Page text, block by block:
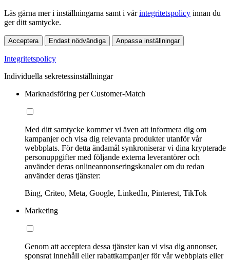
Läs gärna mer i inställningarna samt i vårintegritetspolicy innan du
ger ditt samtycke.
Acceptera Endast nödvändiga Anpassa inställningar
Integritetspolicy
Individuella sekretessinställningar
Marknadsföring per Customer-Match
Med ditt samtycke kommer vi även att informera dig om
kampanjer och visa dig relevanta produkter utanför vår
webbplats. För detta ändamål synkroniserar vi dina krypterade
personuppgifter med följande externa leverantörer och
använder deras onlineannonseringskanaler om du redan
använder deras tjänster:
Bing, Criteo, Meta, Google, LinkedIn, Pinterest, TikTok
Marketing
Genom att acceptera dessa tjänster kan vi visa dig annonser,
sponsrat innehåll eller rabattkampanjer för vår webbplats eller